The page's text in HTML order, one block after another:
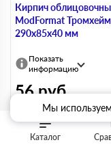
Каталог
Кирпич
ModFormat Тромхейм
290х85х40 мм
Показать
информацию
56руб
Мы используем